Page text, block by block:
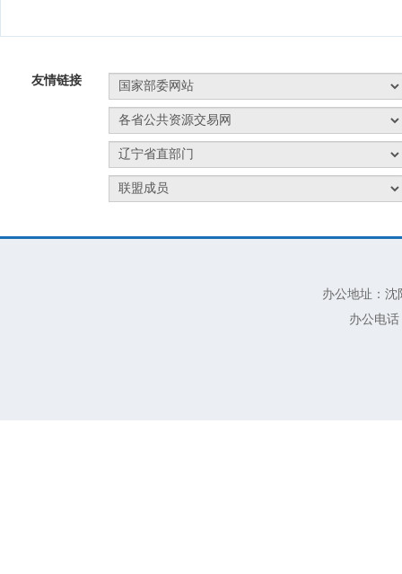
友情链接
办公地址：沈
办公电话